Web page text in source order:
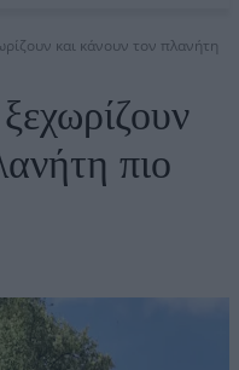
και κάνουν τον πλανήτη
πιο